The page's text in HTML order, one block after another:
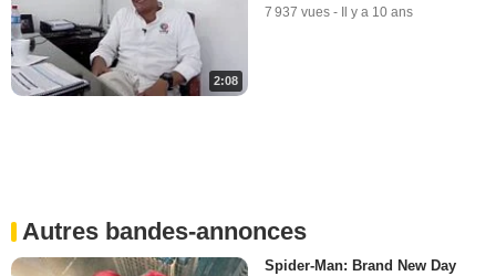
2:08
7 937 vues - Il y a 10 ans
Autres bandes-annonces
Spider-Man: Brand New Day